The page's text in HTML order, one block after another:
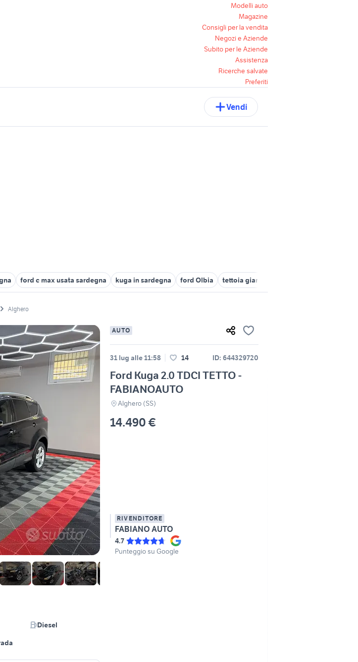
Modelli auto
Magazine
Consigli per la vendita
Negozi e Aziende
Subito per le Aziende
Assistenza
Ricerche salvate
Preferiti
Vendi
ford c max usata sardegna kuga in sardegna ford Olbia tettoia giardino Sardegna
Alghero
AUTO
31 lug alle 11:58 14 ID: 644329720
Ford Kuga 2.0 TDCI TETTO -
FABIANOAUTO
Alghero (SS)
14.490 €
RIVENDITORE
FABIANO AUTO
4.7
Punteggio su Google
Diesel